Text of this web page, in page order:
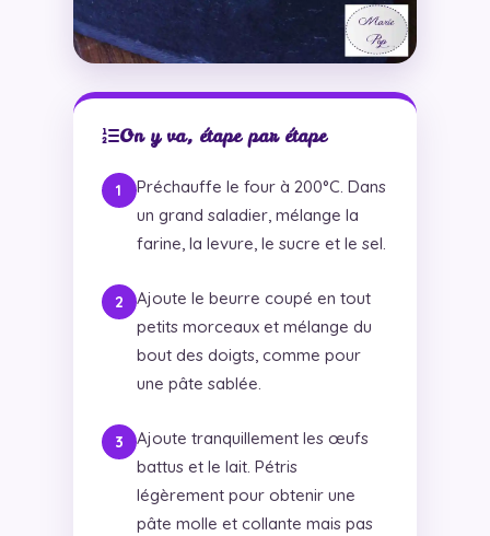
On y va, étape par étape
Préchauffe le four à 200°C. Dans
un grand saladier, mélange la
farine, la levure, le sucre et le sel.
Ajoute le beurre coupé en tout
petits morceaux et mélange du
bout des doigts, comme pour
une pâte sablée.
Ajoute tranquillement les œufs
battus et le lait. Pétris
légèrement pour obtenir une
pâte molle et collante mais pas